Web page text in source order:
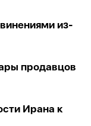
из-
продавцов
Ирана к